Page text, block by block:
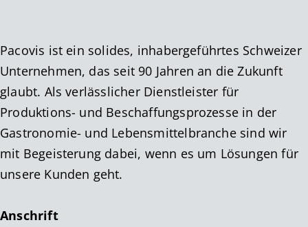
Pacovis ist ein solides, inhabergeführtes Schweizer
Unternehmen, das seit 90 Jahren an die Zukunft
glaubt. Als verlässlicher Dienstleister für
Produktions- und Beschaffungsprozesse in der
Gastronomie- und Lebensmittelbranche sind wir
mit Begeisterung dabei, wenn es um Lösungen für
unsere Kunden geht.
Anschrift